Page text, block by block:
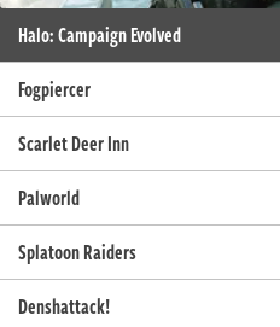
Halo: Campaign Evolved
Fogpiercer
Scarlet Deer Inn
Palworld
Splatoon Raiders
Denshattack!